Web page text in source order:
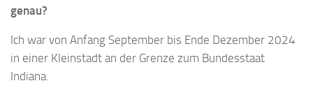
genau?
Ich war von Anfang September bis Ende Dezember 2024
in einer Kleinstadt an der Grenze zum Bundesstaat
Indiana.